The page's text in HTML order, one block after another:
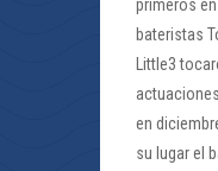
primeros
bateristas
Little3
en
su lugar el